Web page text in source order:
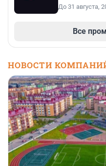
До 31 августа,
Все
НОВОСТИ